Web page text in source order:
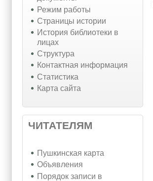
Режим работы
Страницы истории
История библиотеки в
лицах
Структура
Контактная информация
Статистика
Карта сайта
ЧИТАТЕЛЯМ
Пушкинская карта
Объявления
Порядок записи в